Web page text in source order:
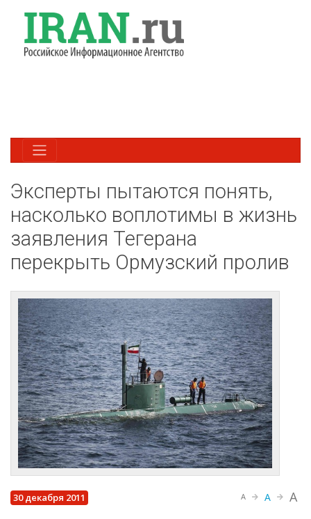
Эксперты пытаются понять,
насколько воплотимы в жизнь
заявления Тегерана
перекрыть Ормузский пролив
30 декабря 2011 A A A